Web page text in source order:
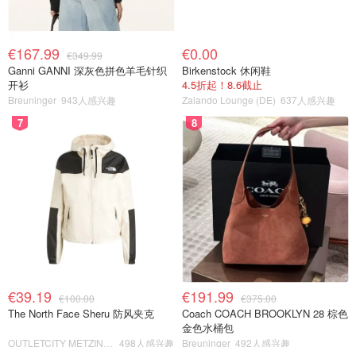
€167.99 €349.99
Ganni GANNI 深灰色拼色羊毛针织
开衫
Breuninger 943人感兴趣
€0.00
Birkenstock 休闲鞋
4.5折起！8.6截止
Zalando Lounge (DE) 637人感兴趣
7
€39.19 €100.00
The North Face Sheru 防风夹克
498人感兴趣
8
€191.99 €375.00
Coach COACH BROOKLYN 28 棕色
金色水桶包
Breuninger 492人感兴趣